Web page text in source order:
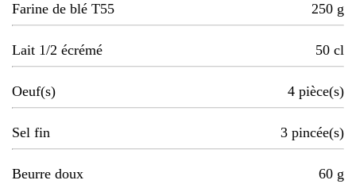
Farine de blé T55
250 g
Lait 1/2 écrémé 50 cl
Oeuf(s) 4 pièce(s)
Sel fin 3 pincée(s)
Beurre doux 60 g